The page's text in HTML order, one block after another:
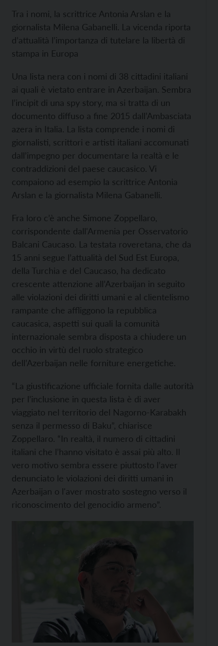
Tra i nomi, la scrittrice Antonia Arslan e la
giornalista Milena Gabanelli. La vicenda riporta
d’attualità l’importanza di tutelare la libertà di
stampa in Europa
Una lista nera con i nomi di 38 cittadini italiani
ai quali è vietato entrare in Azerbaijan. Sembra
l’incipit di una spy story, ma si tratta di un
documento diffuso a fine 2015 dall’Ambasciata
azera in Italia. La lista comprende i nomi di
giornalisti, scrittori e artisti italiani accomunati
dall’impegno per documentare la realtà e le
contraddizioni del paese caucasico. Vi
compaiono ad esempio la scrittrice Antonia
Arslan e la giornalista Milena Gabanelli.
Fra loro c’è anche Simone Zoppellaro,
corrispondente dall'Armenia per Osservatorio
Balcani Caucaso. La testata roveretana, che da
15 anni segue l’attualità del Sud Est Europa,
della Turchia e del Caucaso, ha dedicato
crescente attenzione all’Azerbaijan in seguito
alle violazioni dei diritti umani e al clientelismo
rampante che affliggono la repubblica
caucasica, aspetti sui quali la comunità
internazionale sembra disposta a chiudere un
occhio in virtù del ruolo strategico
dell’Azerbaijan nelle forniture energetiche.
“La giustificazione ufficiale fornita dalle autorità
per l’inclusione in questa lista è di aver
viaggiato nel territorio del Nagorno-Karabakh
senza il permesso di Baku”, chiarisce
Zoppellaro. “In realtà, il numero di cittadini
italiani che l’hanno visitato è assai più alto. Il
vero motivo sembra essere piuttosto l’aver
denunciato le violazioni dei diritti umani in
Azerbaijan o l'aver mostrato sostegno verso il
riconoscimento del genocidio armeno”.